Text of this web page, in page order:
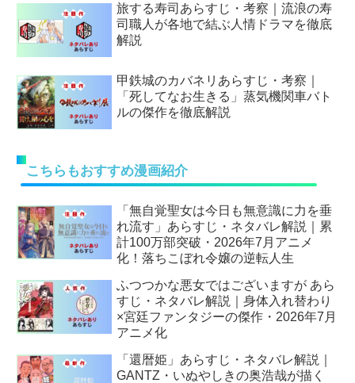
旅する寿司あらすじ・考察｜流浪の寿
司職人が各地で結ぶ人情ドラマを徹底
解説
甲鉄城のカバネリあらすじ・考察｜
「死してなお生きる」蒸気機関車バト
ルの傑作を徹底解説
こちらもおすすめ漫画紹介
「無自覚聖女は今日も無意識に力を垂
れ流す」あらすじ・ネタバレ解説｜累
計100万部突破・2026年7月アニメ
化！落ちこぼれ令嬢の逆転人生
ふつつかな悪女ではございますが あら
すじ・ネタバレ解説｜身体入れ替わり
×宮廷ファンタジーの傑作・2026年7月
アニメ化
「還暦姫」あらすじ・ネタバレ解説｜
GANTZ・いぬやしきの奥浩哉が描く